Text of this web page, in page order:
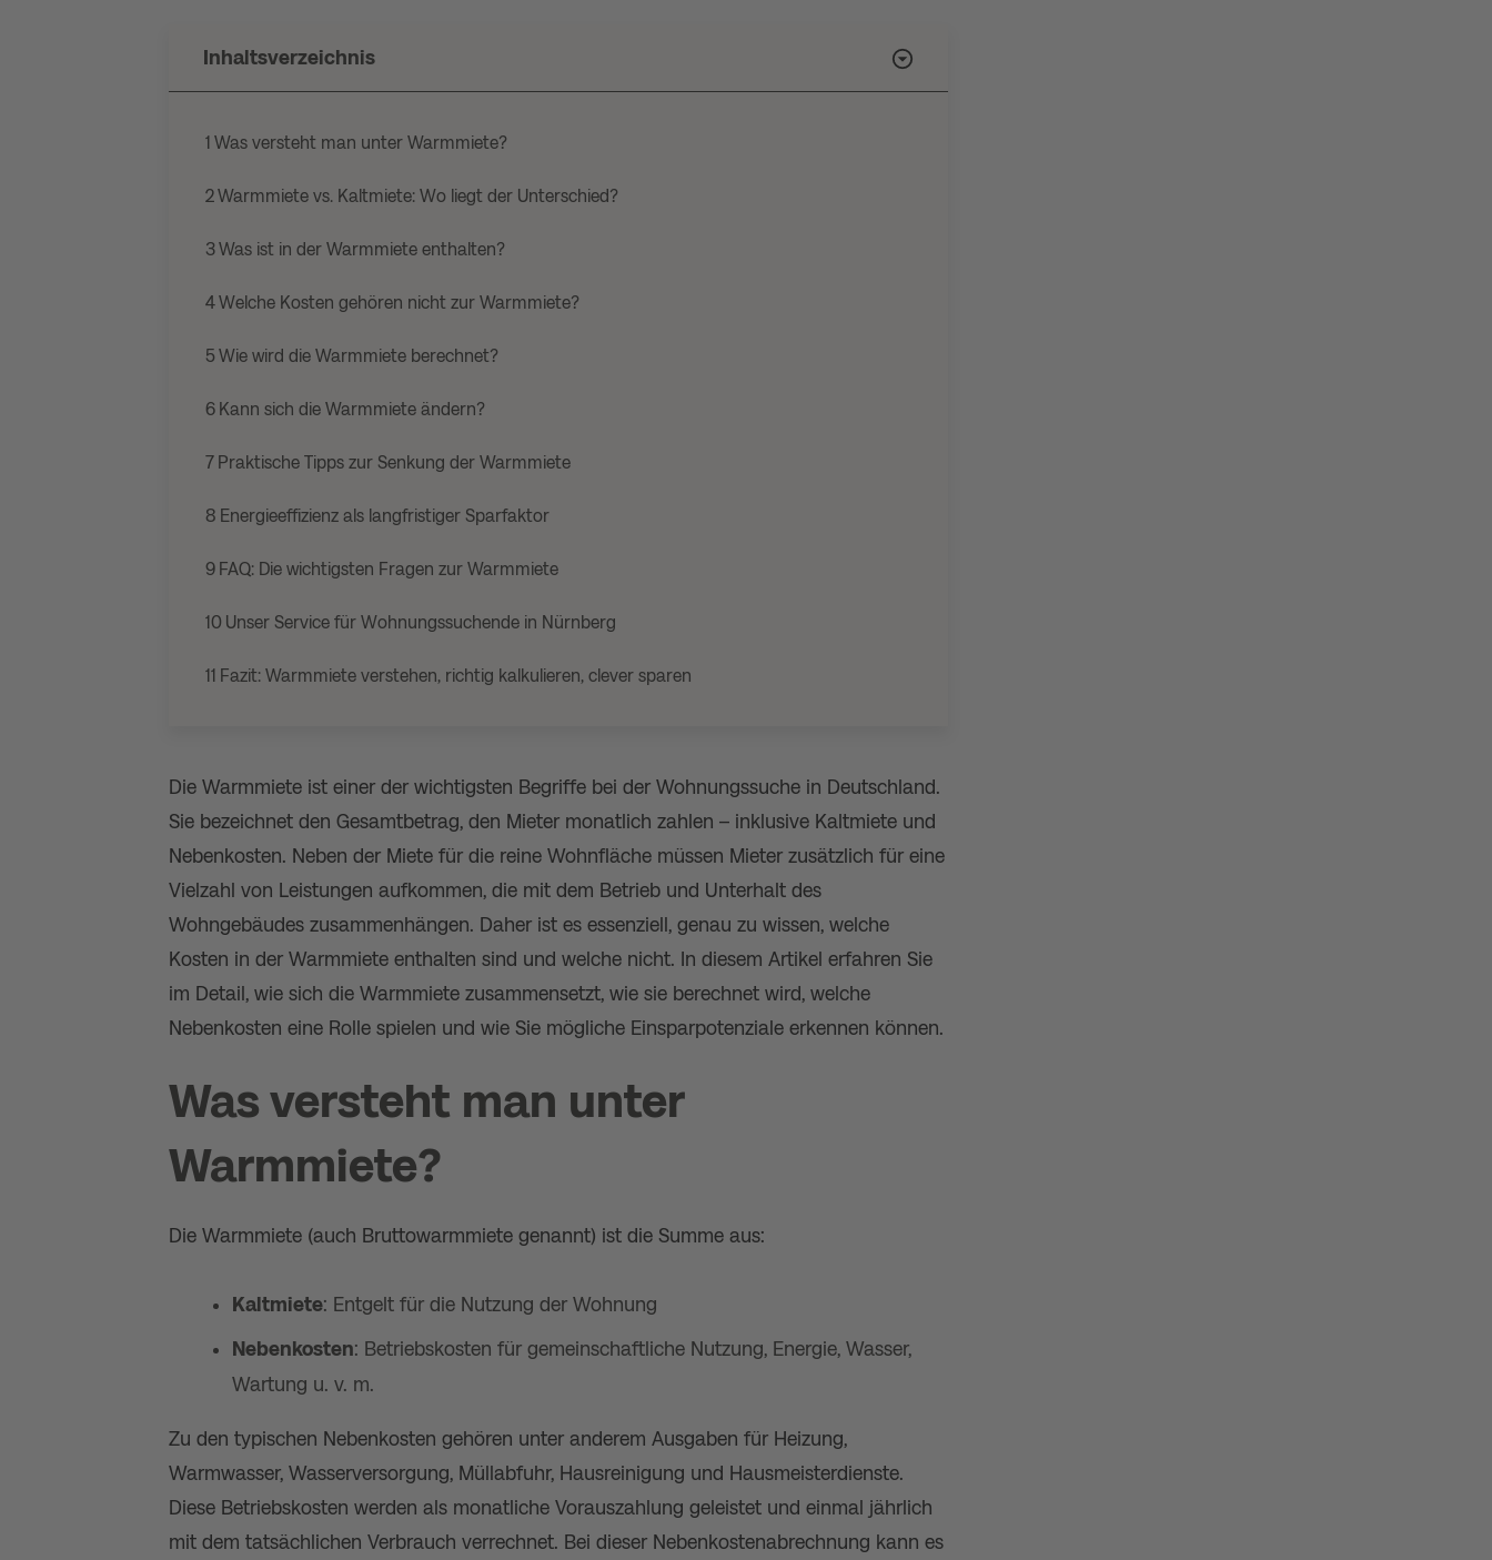
Inhaltsverzeichnis
1 Was versteht man unter Warmmiete?
2Warmmiete vs. Kaltmiete: Wo liegt der Unterschied?
3Was ist in der Warmmiete enthalten?
4Welche Kosten gehören nicht zur Warmmiete?
5 Wie wird die Warmmiete berechnet?
6 Kann sich die Warmmiete ändern?
7 Praktische Tipps zur Senkung der Warmmiete
8 Energieeffizienz als langfristiger Sparfaktor
9 FAQ: Die wichtigsten Fragen zur Warmmiete
10 Unser Service für Wohnungssuchende in Nürnberg
11 Fazit: Warmmiete verstehen, richtig kalkulieren, clever sparen
Die Warmmiete ist einer der wichtigsten Begriffe bei der Wohnungssuche in Deutschland.
Sie bezeichnet den Gesamtbetrag, den Mieter monatlich zahlen – inklusive Kaltmiete und
Nebenkosten. Neben der Miete für die reine Wohnfläche müssen Mieter zusätzlich für eine
Vielzahl von Leistungen aufkommen, die mit dem Betrieb und Unterhalt des
Wohngebäudes zusammenhängen. Daher ist es essenziell, genau zu wissen, welche
Kosten in der Warmmiete enthalten sind und welche nicht. In diesem Artikel erfahren Sie
im Detail, wie sich die Warmmiete zusammensetzt, wie sie berechnet wird, welche
Nebenkosten eine Rolle spielen und wie Sie mögliche Einsparpotenziale erkennen können.
Was versteht man unter
Warmmiete?
Die Warmmiete (auch Bruttowarmmiete genannt) ist die Summe aus:
Kaltmiete: Entgelt für die Nutzung der Wohnung
Nebenkosten: Betriebskosten für gemeinschaftliche Nutzung, Energie, Wasser,
Wartung u. v. m.
Zu den typischen Nebenkosten gehören unter anderem Ausgaben für Heizung,
Warmwasser, Wasserversorgung, Müllabfuhr, Hausreinigung und Hausmeisterdienste.
Diese Betriebskosten werden als monatliche Vorauszahlung geleistet und einmal jährlich
mit dem tatsächlichen Verbrauch verrechnet. Bei dieser Nebenkostenabrechnung kann es